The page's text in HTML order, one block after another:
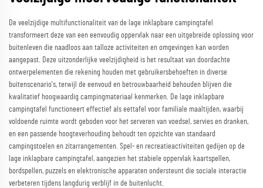
De veelzijdige multifunctionaliteit van de lage inklapbare campingtafel
transformeert deze van een eenvoudig oppervlak naar een uitgebreide oplossing voor
buitenleven die naadloos aan talloze activiteiten en omgevingen kan worden
aangepast. Deze uitzonderlijke veelzijdigheid is het resultaat van doordachte
ontwerpelementen die rekening houden met gebruikersbehoeften in diverse
buitenscenario's, terwijl de eenvoud en betrouwbaarheid behouden blijven die
kwalitatief hoogwaardig campingmateriaal kenmerken. De lage inklapbare
campingtafel functioneert effectief als eettafel voor familiale maaltijden, waarbij
voldoende ruimte wordt geboden voor het serveren van voedsel, servies en dranken,
en een passende hoogteverhouding behoudt ten opzichte van standaard
campingstoelen en zitarrangementen. Spel- en recreatieactiviteiten gedijen op de
lage inklapbare campingtafel, aangezien het stabiele oppervlak kaartspellen,
bordspellen, puzzels en elektronische apparaten ondersteunt die sociale interactie
verbeteren tijdens langdurig verblijf in de buitenlucht.